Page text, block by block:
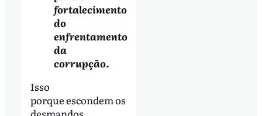
fortalecimento
do
enfrentamento
da
corrupção.
Isso
porque escondem os